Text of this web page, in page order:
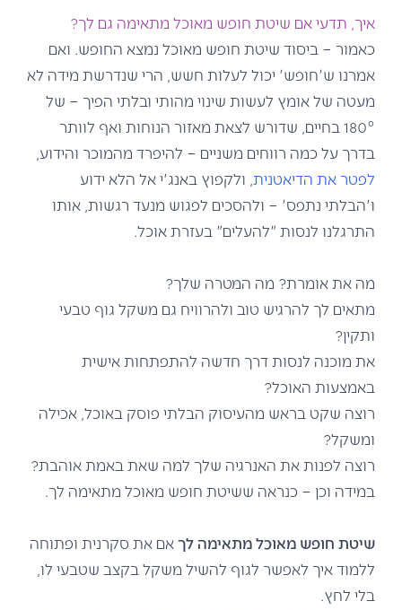
איך, תדעי אם שיטת חופש מאוכל מתאימה גם לך?
כאמור – ביסוד שיטת חופש מאוכל נמצא החופש. ואם
אמרנו ש'חופש' יכול לעלות חשש, הרי שנדרשת מידה לא
מעטה של אומץ לעשות שינוי מהותי ובלתי הפיך – של
180° בחיים, שדורש לצאת מאזור הנוחות ואף לוותר
בדרך על כמה רווחים משניים – להיפרד מהמוכר והידוע,
לפטר את הדיאטנית , ולקפוץ באנג'י אל הלא ידוע
ו'הבלתי נתפס' – ולהסכים לפגוש מנעד רגשות, אותו
התרגלנו לנסות "להעלים" בעזרת אוכל.
מה את אומרת? מה המטרה שלך?
מתאים לך להרגיש טוב ולהרוויח גם משקל גוף טבעי
ותקין?
את מוכנה לנסות דרך חדשה להתפתחות אישית
באמצעות האוכל?
רוצה שקט בראש מהעיסוק הבלתי פוסק באוכל, אכילה
ומשקל?
רוצה לפנות את האנרגיה שלך למה שאת באמת אוהבת?
במידה וכן – כנראה ששיטת חופש מאוכל מתאימה לך.
שיטת חופש מאוכל מתאימה לךאם את סקרנית ופתוחה
ללמוד איך לאפשר לגוף להשיל משקל בקצב שטבעי לו,
בלי לחץ.